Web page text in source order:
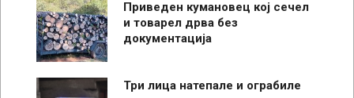
Приведен кумановец кој сечел
и товарел дрва без
документација
Три лица натепале и ограбиле